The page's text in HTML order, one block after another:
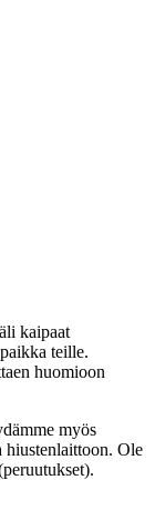
kaipaat
teille.
huomioon
myös
hiustenlaittoon. Ole